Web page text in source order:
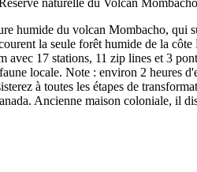
humide du volcan Mombacho, qui
la seule forêt humide de la
17 stations, 11 zip lines et 3
locale. Note : environ 2 heures
à toutes les étapes de
Ancienne maison coloniale, il